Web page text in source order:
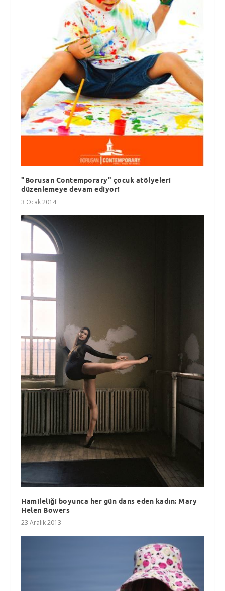
"Borusan Contemporary" çocuk atölyeleri
düzenlemeye devam ediyor!
3 Ocak 2014
Hamileliği boyunca her gün dans eden kadın: Mary
Helen Bowers
23 Aralık 2013